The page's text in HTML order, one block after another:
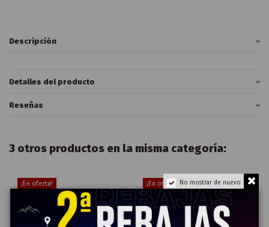
No mostrar de nuevo
Descripción
Detalles del producto
Reseñas
3 otros productos en la misma categoría:
¡En oferta!
¡En oferta!
-168,15 €